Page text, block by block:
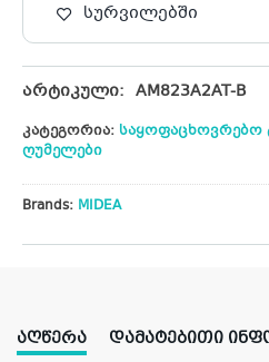
სურვილებში
არტიკული: AM823A2AT-B
კატეგორია: საყოფაცხოვრებო
ღუმელები
Brands: MIDEA
ᲐᲦᲬᲔᲠᲐ ᲓᲐᲛᲐᲢᲔᲑᲘᲗᲘ